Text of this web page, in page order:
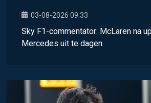
03-08-2026 09:33
Sky F1-commentator: McLaren na
Mercedes uit te dagen